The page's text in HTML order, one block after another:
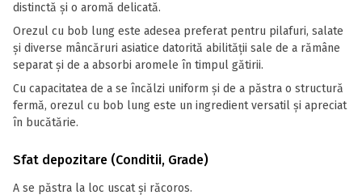
distinctă și o aromă delicată.
Orezul cu bob lung este adesea preferat pentru pilafuri, salate
și diverse mâncăruri asiatice datorită abilității sale de a rămâne
separat și de a absorbi aromele în timpul gătirii.
Cu capacitatea de a se încălzi uniform și de a păstra o structură
fermă, orezul cu bob lung este un ingredient versatil și apreciat
în bucătărie.
Sfat depozitare (Conditii, Grade)
A se păstra la loc uscat și răcoros.